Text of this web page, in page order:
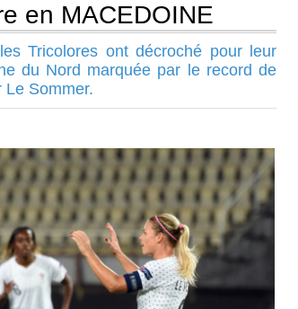
en MACEDOINE
Tricolores ont décroché pour leur
du Nord marquée par le record de
Le Sommer.